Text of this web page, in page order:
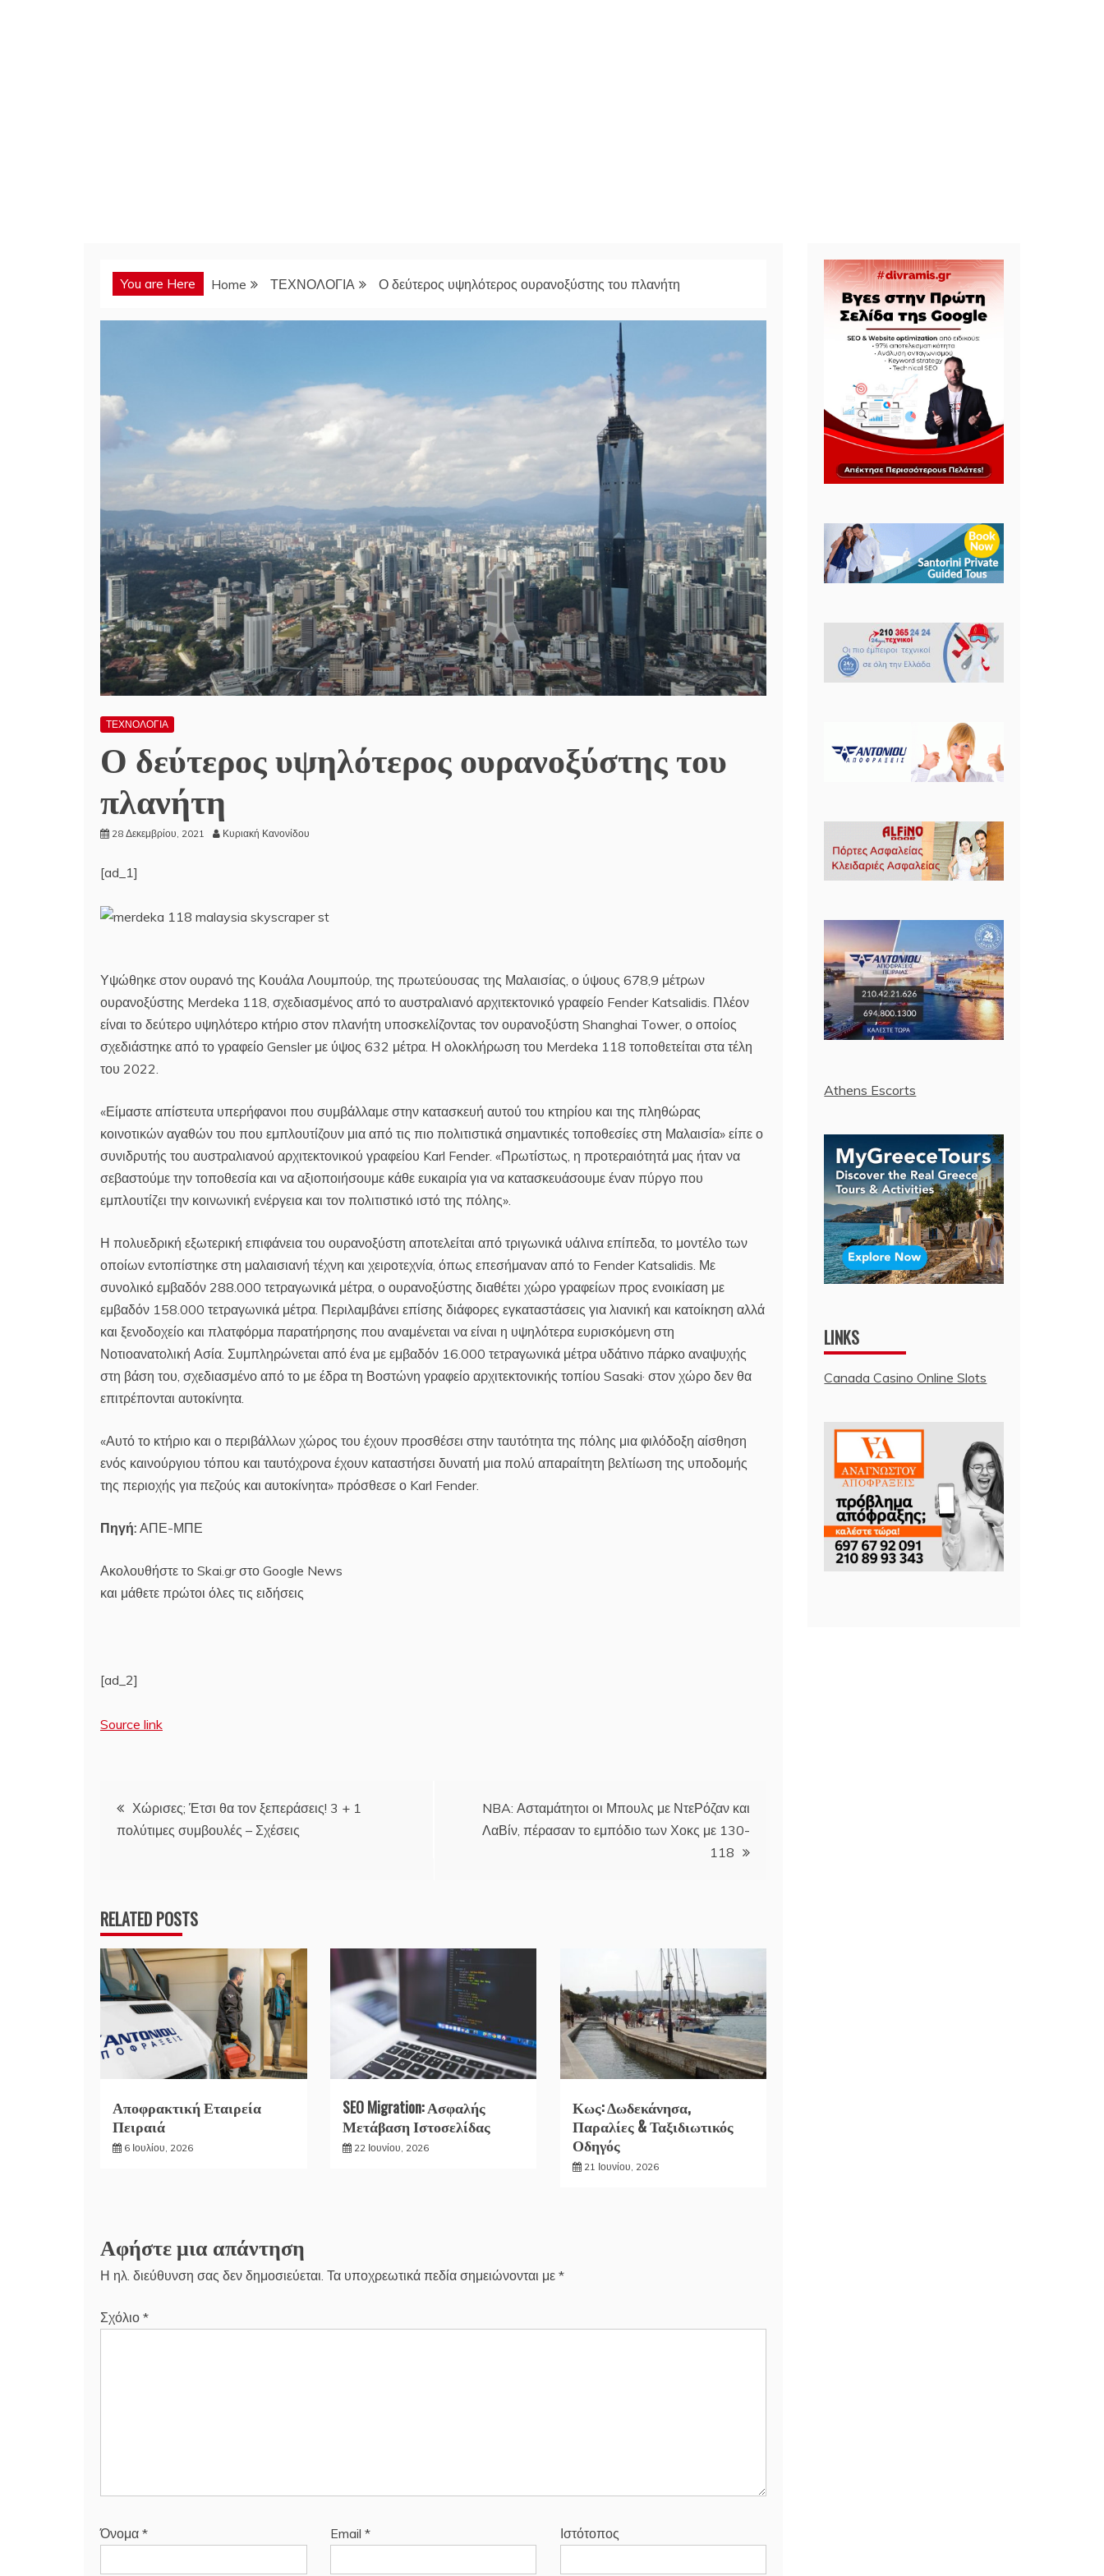
You are Here Home ΤΕΧΝΟΛΟΓΙΑ Ο δεύτερος υψηλότερος ουρανοξύστης του πλανήτη
ΤΕΧΝΟΛΟΓΙΑ
Ο δεύτερος υψηλότερος ουρανοξύστης του
πλανήτη
28 Δεκεμβρίου, 2021 Κυριακή Κανονίδου
[ad_1]
Υψώθηκε στον ουρανό της Κουάλα Λουμπούρ, της πρωτεύουσας της Μαλαισίας, ο ύψους 678,9 μέτρων
ουρανοξύστης Merdeka 118, σχεδιασμένος από το αυστραλιανό αρχιτεκτονικό γραφείο Fender Katsalidis. Πλέον
είναι το δεύτερο υψηλότερο κτήριο στον πλανήτη υποσκελίζοντας τον ουρανοξύστη Shanghai Tower, ο οποίος
σχεδιάστηκε από το γραφείο Gensler με ύψος 632 μέτρα. Η ολοκλήρωση του Merdeka 118 τοποθετείται στα τέλη
του 2022.
«Είμαστε απίστευτα υπερήφανοι που συμβάλλαμε στην κατασκευή αυτού του κτηρίου και της πληθώρας
κοινοτικών αγαθών του που εμπλουτίζουν μια από τις πιο πολιτιστικά σημαντικές τοποθεσίες στη Μαλαισία» είπε ο
συνιδρυτής του αυστραλιανού αρχιτεκτονικού γραφείου Karl Fender. «Πρωτίστως, η προτεραιότητά μας ήταν να
σεβαστούμε την τοποθεσία και να αξιοποιήσουμε κάθε ευκαιρία για να κατασκευάσουμε έναν πύργο που
εμπλουτίζει την κοινωνική ενέργεια και τον πολιτιστικό ιστό της πόλης».
Η πολυεδρική εξωτερική επιφάνεια του ουρανοξύστη αποτελείται από τριγωνικά υάλινα επίπεδα, το μοντέλο των
οποίων εντοπίστηκε στη μαλαισιανή τέχνη και χειροτεχνία, όπως επεσήμαναν από το Fender Katsalidis. Με
συνολικό εμβαδόν 288.000 τετραγωνικά μέτρα, ο ουρανοξύστης διαθέτει χώρο γραφείων προς ενοικίαση με
εμβαδόν 158.000 τετραγωνικά μέτρα. Περιλαμβάνει επίσης διάφορες εγκαταστάσεις για λιανική και κατοίκηση αλλά
και ξενοδοχείο και πλατφόρμα παρατήρησης που αναμένεται να είναι η υψηλότερα ευρισκόμενη στη
Νοτιοανατολική Ασία. Συμπληρώνεται από ένα με εμβαδόν 16.000 τετραγωνικά μέτρα υδάτινο πάρκο αναψυχής
στη βάση του, σχεδιασμένο από το με έδρα τη Βοστώνη γραφείο αρχιτεκτονικής τοπίου Sasaki· στον χώρο δεν θα
επιτρέπονται αυτοκίνητα.
«Αυτό το κτήριο και ο περιβάλλων χώρος του έχουν προσθέσει στην ταυτότητα της πόλης μια φιλόδοξη αίσθηση
ενός καινούργιου τόπου και ταυτόχρονα έχουν καταστήσει δυνατή μια πολύ απαραίτητη βελτίωση της υποδομής
της περιοχής για πεζούς και αυτοκίνητα» πρόσθεσε ο Karl Fender.
Πηγή: ΑΠΕ-ΜΠΕ
Ακολουθήστε το Skai.gr στο Google News
και μάθετε πρώτοι όλες τις ειδήσεις
[ad_2]
Source link
Πλοήγηση
άρθρων
Χώρισες; Έτσι θα τον ξεπεράσεις! 3 + 1
πολύτιμες συμβουλές – Σχέσεις
NBA: Ασταμάτητοι οι Μπουλς με ΝτεΡόζαν και
ΛαΒίν, πέρασαν το εμπόδιο των Χοκς με 130-
118
RELATED POSTS
Αποφρακτική Εταιρεία
Πειραιά
6 Ιουλίου, 2026
SEO Migration: Ασφαλής
Μετάβαση Ιστοσελίδας
22 Ιουνίου, 2026
Κως: Δωδεκάνησα,
Παραλίες & Ταξιδιωτικός
Οδηγός
21 Ιουνίου, 2026
Αφήστε μια απάντηση
Η ηλ. διεύθυνση σας δεν δημοσιεύεται. Τα υποχρεωτικά πεδία σημειώνονται με *
Σχόλιο *
Όνομα * Email * Ιστότοπος
Athens Escorts
LINKS
Canada Casino Online Slots